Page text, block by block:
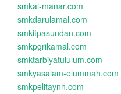
smkal-manar.com
smkdarulamal.com
smkitpasundan.com
smkpgrikamal.com
smktarbiyatululum.com
smkyasalam-elummah.com
smkpelitaynh.com